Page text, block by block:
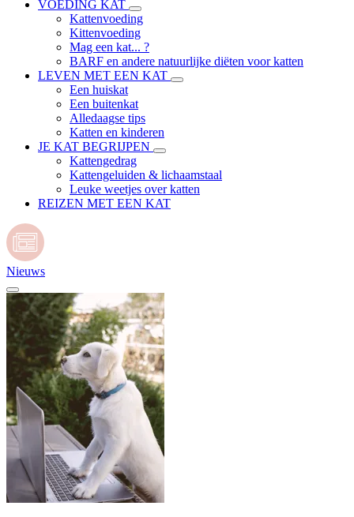
VOEDING KAT
Kattenvoeding
Kittenvoeding
Mag een kat... ?
BARF en andere natuurlijke diëten voor katten
LEVEN MET EEN KAT
Een huiskat
Een buitenkat
Alledaagse tips
Katten en kinderen
JE KAT BEGRIJPEN
Kattengedrag
Kattengeluiden & lichaamstaal
Leuke weetjes over katten
REIZEN MET EEN KAT
Nieuws